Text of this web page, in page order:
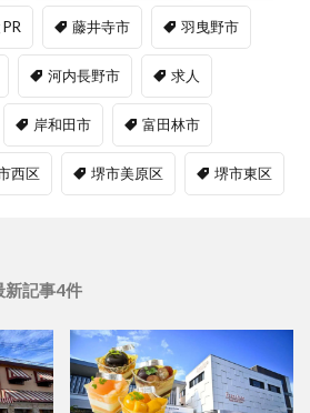
藤井寺市 羽曳野市
河内長野市 求人
岸和田市 富田林市
西区 堺市美原区 堺市東区
新記事4件